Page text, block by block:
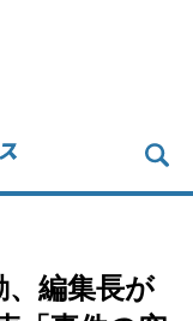
、編集長が